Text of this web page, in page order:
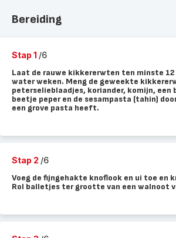
Bereiding
Stap 1 /6
Laat de rauwe kikkererwten ten minste
water weken. Meng de geweekte
peterselieblaadjes, koriander, komijn, een
beetje peper en de sesampasta (tahin)
een grove pasta heeft.
Stap 2 /6
Voeg de fijngehakte knoflook en ui toe en
Rol balletjes ter grootte van een walnoot